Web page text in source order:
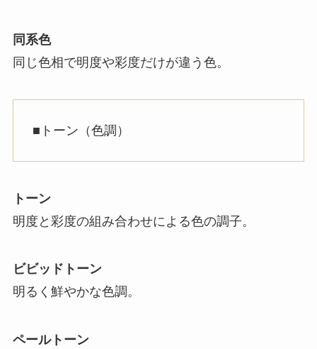
同系色
同じ色相で明度や彩度だけが違う色。
■トーン（色調）
トーン
明度と彩度の組み合わせによる色の調子。
ビビッドトーン
明るく鮮やかな色調。
ペールトーン